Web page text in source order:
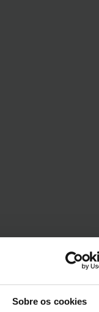
Sobre os cookies